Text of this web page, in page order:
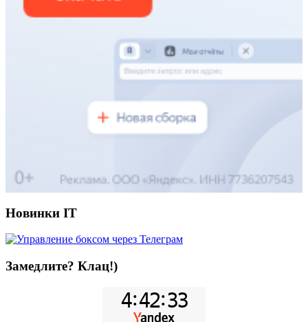
Новинки IT
Замедлите? Клац!)